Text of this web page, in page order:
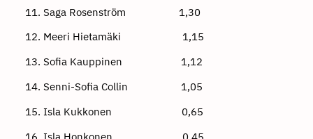
11. Saga Rosenström 1,30
12. Meeri Hietamäki 1,15
13. Sofia Kauppinen 1,12
14. Senni-Sofia Collin 1,05
15. Isla Kukkonen 0,65
16. Isla Honkonen 0,45